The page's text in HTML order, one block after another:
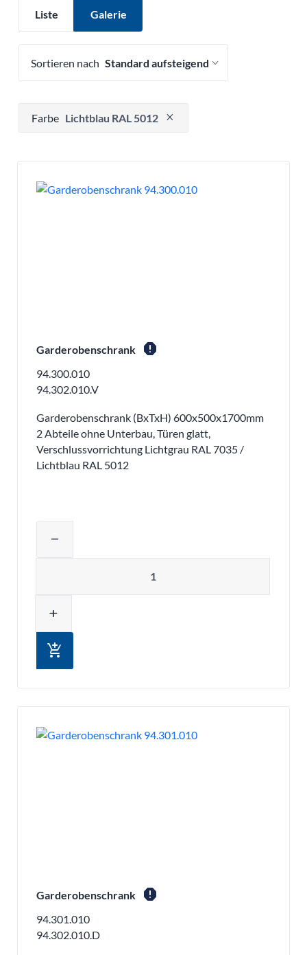
Liste Galerie
Sortieren nach
Drücken, um Filteroption zu entfernen
Farbe Lichtblau RAL 5012
Garderobenschrank report
94.300.010
94.302.010.V
Garderobenschrank (BxTxH) 600x500x1700mm
2 Abteile ohne Unterbau, Türen glatt,
Verschlussvorrichtung Lichtgrau RAL 7035 /
Lichtblau RAL 5012
remove
add
add_shopping_cart
Garderobenschrank report
94.301.010
94.302.010.D